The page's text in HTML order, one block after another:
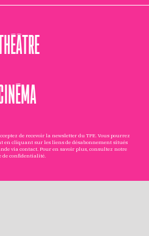
de recevoir la newsletter du TPE. Vous pourrez
en cliquant sur les liens de désabonnement situés
viacontact. Pour en savoir plus, consultez notre
de confidentialité.